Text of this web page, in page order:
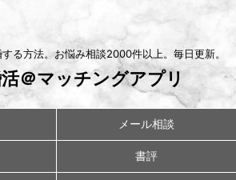
る方法。お悩み相談2000件以上。毎日更新。
＠マッチングアプリ
メール相談
書評